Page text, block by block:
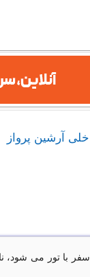
آرشین پرواز
با تور می شود،